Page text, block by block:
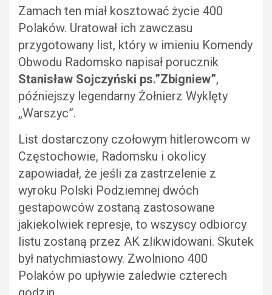
Zamach ten miał kosztować życie 400
Polaków. Uratował ich zawczasu
przygotowany list, który w imieniu Komendy
Obwodu Radomsko napisał porucznik
Stanisław Sojczyński ps.”Zbigniew”,
późniejszy legendarny Żołnierz Wyklęty
„Warszyc”.
List dostarczony czołowym hitlerowcom w
Częstochowie, Radomsku i okolicy
zapowiadał, że jeśli za zastrzelenie z
wyroku Polski Podziemnej dwóch
gestapowców zostaną zastosowane
jakiekolwiek represje, to wszyscy odbiorcy
listu zostaną przez AK zlikwidowani. Skutek
był natychmiastowy. Zwolniono 400
Polaków po upływie zaledwie czterech